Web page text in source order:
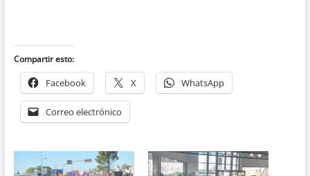
Compartir esto:
Facebook X WhatsApp
Correo electrónico